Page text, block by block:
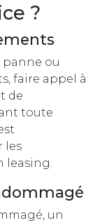
?
ou
faire appel à
de
toute
les
leasing.
un